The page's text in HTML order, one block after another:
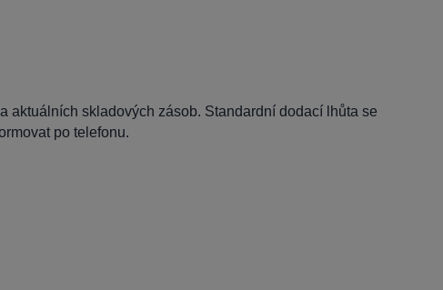
aktuálních skladových zásob. Standardní dodací lhůta se
po telefonu.